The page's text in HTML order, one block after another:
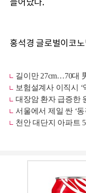
늘어났다.
홍석경 글로벌이코